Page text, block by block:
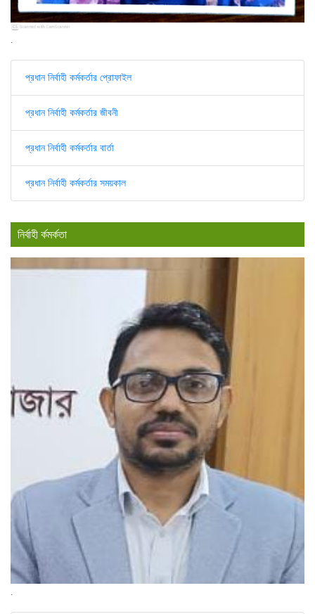
প্রধান নির্বাহী কর্মকর্তার প্রোফাইল
প্রধান নির্বাহী কর্মকর্তার জীবনী
প্রধান নির্বাহী কর্মকর্তার বার্তা
প্রধান নির্বাহী কর্মকর্তার সময়কাল
নির্বাহী র্কমর্কতা